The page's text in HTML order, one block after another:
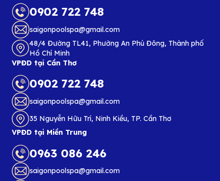
0902 722 748
saigonpoolspa@gmail.com
48/4 Đường TL41, Phường An Phú Đông, Thành phố
Hồ Chí Minh
VPĐD tại Cần Thơ
0902 722 748
saigonpoolspa@gmail.com
35 Nguyễn Hữu Trí, Ninh Kiều, TP. Cần Thơ
VPĐD tại Miền Trung
0963 086 246
saigonpoolspa@gmail.com